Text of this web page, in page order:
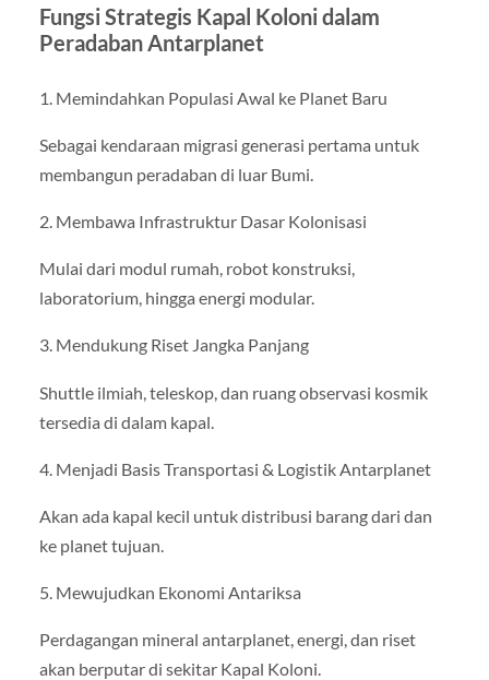
Fungsi Strategis Kapal Koloni dalam
Peradaban Antarplanet
1. Memindahkan Populasi Awal ke Planet Baru
Sebagai kendaraan migrasi generasi pertama untuk
membangun peradaban di luar Bumi.
2. Membawa Infrastruktur Dasar Kolonisasi
Mulai dari modul rumah, robot konstruksi,
laboratorium, hingga energi modular.
3. Mendukung Riset Jangka Panjang
Shuttle ilmiah, teleskop, dan ruang observasi kosmik
tersedia di dalam kapal.
4. Menjadi Basis Transportasi & Logistik Antarplanet
Akan ada kapal kecil untuk distribusi barang dari dan
ke planet tujuan.
5. Mewujudkan Ekonomi Antariksa
Perdagangan mineral antarplanet, energi, dan riset
akan berputar di sekitar Kapal Koloni.